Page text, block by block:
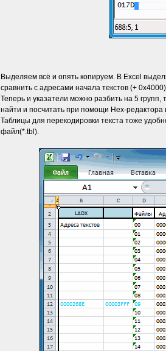
Выделяем всё и опять копируем. В Excel
сравнить с адресами начала текстов (+
Теперь и указатели можно разбить на 5
найти и посчитать при помощи Hex-редактора
Таблицы для перекодировки текста тоже
файл(*.tbl).